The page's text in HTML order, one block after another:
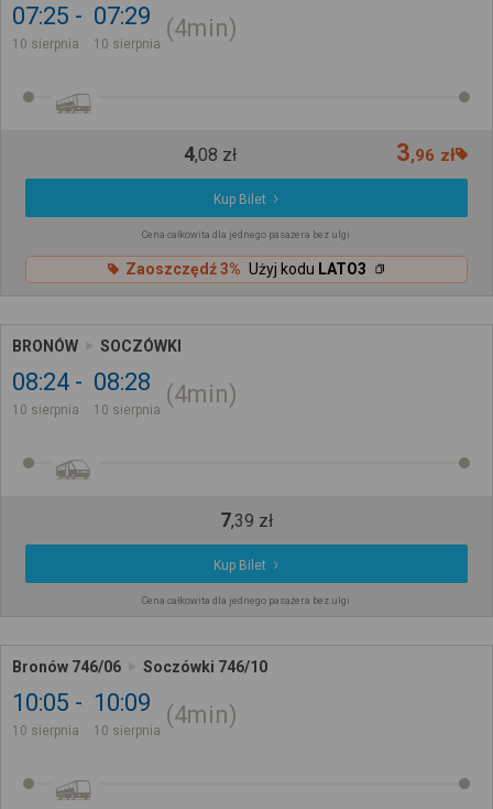
07:25
10 sierpnia
07:29
10 sierpnia
4min
4,08 zł 3,96 zł
Kup Bilet
Cena całkowita dla jednego pasażera bez ulgi
Zaoszczędź 3% Użyj kodu LATO3
BRONÓW SOCZÓWKI
08:24
10 sierpnia
08:28
10 sierpnia
4min
7,39 zł
Kup Bilet
Cena całkowita dla jednego pasażera bez ulgi
Bronów 746/06 Soczówki 746/10
10:05
10 sierpnia
10:09
10 sierpnia
4min